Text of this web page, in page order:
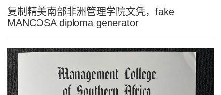
复制精美南部非洲管理学院文凭，fake
MANCOSA diploma generator